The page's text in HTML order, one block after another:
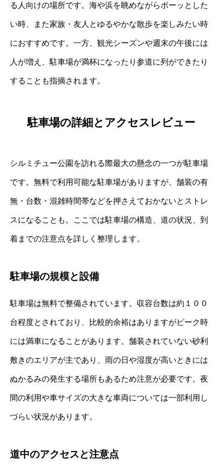
る人向けの場所です。海や浜を眺めながらボーッとした
い時、また家族・友人とゆるやかな散歩を楽しみたい時
におすすめです。一方、観光シーズンや週末の午後には
人が増え、駐車場が満杯になったり参道に列ができたり
することも指摘されます。
駐車場の詳細とアクセスレビュー
シルミチュー公園を訪れる際最大の懸念の一つが駐車場
です。無料で利用可能な駐車場がありますが、舗装の有
無・台数・混雑時間帯などを押さえておかないとストレ
スになることも。ここでは駐車場の構造、道の状況、到
着までの注意点を詳しく整理します。
駐車場の規模と設備
駐車場は無料で整備されています。収容台数は約１００
台程度とされており、比較的余裕はありますがピーク時
には満車になることがあります。舗装されていない砂利
敷きのエリアが主であり、雨の日や湿度が高いときには
ぬかるみの発生する場所もあるため注意が必要です。夜
間の利用や車サイズの大きな車両については一部利用し
づらい状況があります。
道中のアクセスと注意点